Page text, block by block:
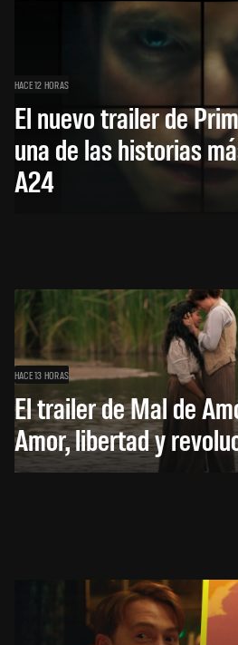
HACE 12 HORAS
El nuevo trailer de
una de las historias
A24
HACE 13 HORAS
El trailer de Mal de
Amor, libertad y